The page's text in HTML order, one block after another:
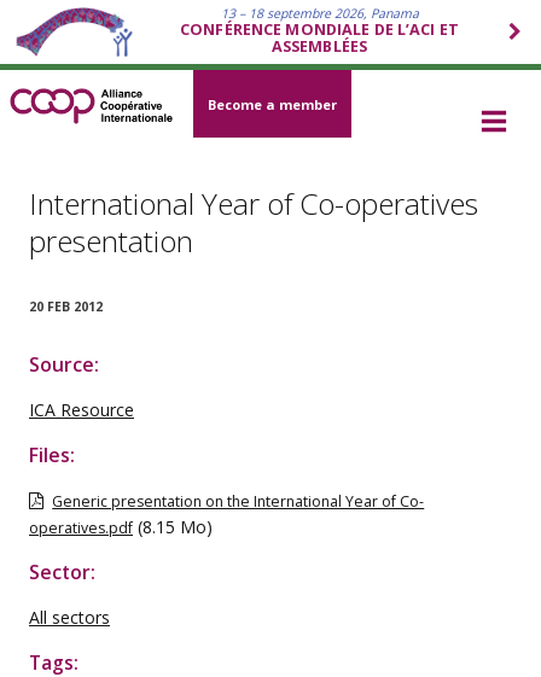
13 – 18 septembre 2026, Panama
CONFÉRENCE MONDIALE DE L’ACI ET
ASSEMBLÉES
Become a member
International Year of Co-operatives
presentation
20 FEB 2012
Source:
ICA Resource
Files:
Generic presentation on the International Year of Co-
operatives.pdf (8.15 Mo)
Sector:
All sectors
Tags: